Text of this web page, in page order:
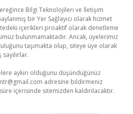
Bilgi Teknolojileri ve İletişim
bir Yer Sağlayıcı olarak hizmet
içerikleri proaktif olarak denetleme
bulunmamaktadır. Ancak, üyelerimiz
taşımakta olup, siteye üye olarak
aykırı olduğunu düşündüğünüz
adresine bildirmeniz
içerisinde sitemizden kaldırılacaktır.